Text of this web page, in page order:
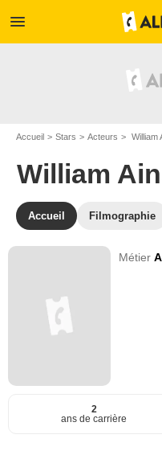
menu
Accueil Stars Acteurs William
William
Accueil Filmographie
Métier
2
ans de carrière